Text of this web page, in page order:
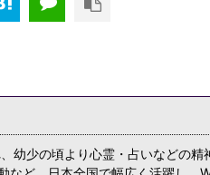
幼少の頃より心霊・占いなどの精